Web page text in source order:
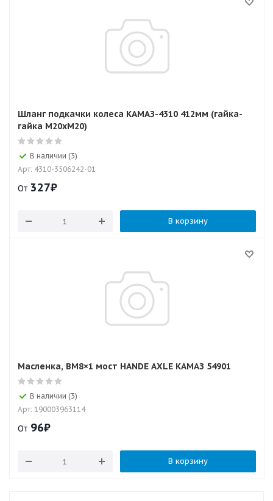
Шланг подкачки колеса КАМАЗ-4310 412мм (гайка-
гайка М20хМ20)
В наличии (3)
Арт: 4310-3506242-01
От 327₽
В корзину
Масленка, BM8×1 мост HANDE AXLE КАМАЗ 54901
В наличии (3)
Арт: 190003963114
От 96₽
В корзину